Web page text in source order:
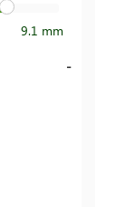
9.1 mm